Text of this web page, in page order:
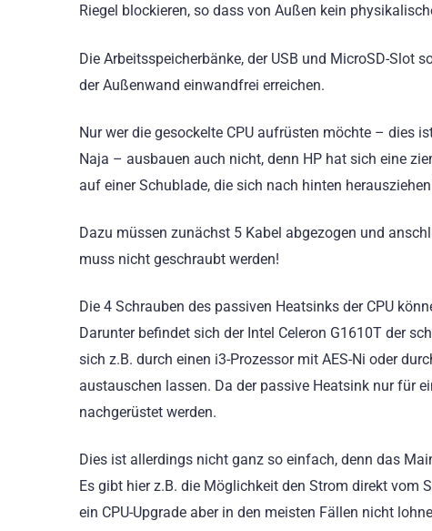
Riegel blockieren, so dass von Außen kein
Die Arbeitsspeicherbänke, der USB und MicroSD-Slot
der Außenwand einwandfrei erreichen.
Nur wer die gesockelte CPU aufrüsten möchte – dies
Naja – ausbauen auch nicht, denn HP hat sich eine
auf einer Schublade, die sich nach hinten
Dazu müssen zunächst 5 Kabel abgezogen und
muss nicht geschraubt werden!
Die 4 Schrauben des passiven Heatsinks der CPU
Darunter befindet sich der Intel Celeron G1610T der
sich z.B. durch einen i3-Prozessor mit AES-Ni oder
austauschen lassen. Da der passive Heatsink nur für
nachgerüstet werden.
Dies ist allerdings nicht ganz so einfach, denn das
Es gibt hier z.B. die Möglichkeit den Strom direkt vom
ein CPU-Upgrade aber in den meisten Fällen nicht